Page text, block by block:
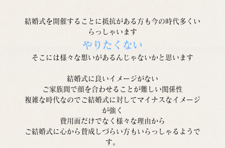
結婚式を開催することに抵抗がある方も今の時代多くい
らっしゃいます
やりたくない
そこには様々な想いがあるんじゃないかと思います
結婚式に良いイメージがない
ご家族間で顔を合わせることが難しい関係性
複雑な時代なのでご結婚式に対してマイナスなイメージ
が強く
費用面だけでなく様々な理由から
ご結婚式に心から賛成しづらい方もいらっしゃるようで
す。